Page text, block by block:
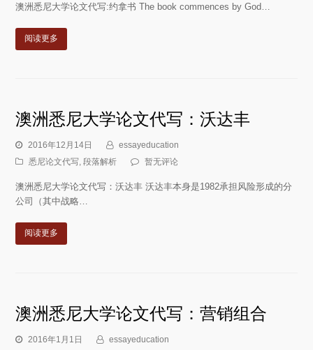
澳洲悉尼大学论文代写:约拿书 The book commences by God…
阅读更多
澳洲悉尼大学论文代写：沃达丰
2016年12月14日
essayeducation
悉尼论文代写, 段落解析 暂无评论
澳洲悉尼大学论文代写：沃达丰 沃达丰本身是1982承担风险形成的分
公司（其中战略…
阅读更多
澳洲悉尼大学论文代写：营销组合
2016年1月1日
essayeducation